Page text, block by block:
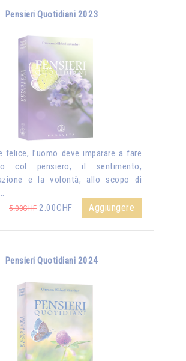
Pensieri Quotidiani 2023
felice, l’uomo deve imparare a fare
col pensiero, il sentimento,
e la volontà, allo scopo di
5.00CHF2.00CHF Aggiungere
Pensieri Quotidiani 2024